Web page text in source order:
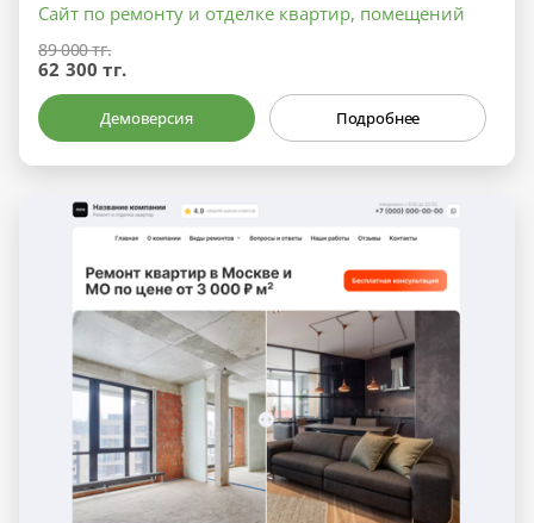
Сайт по ремонту и отделке квартир, помещений
89 000 тг.
62 300 тг.
Демоверсия Подробнее